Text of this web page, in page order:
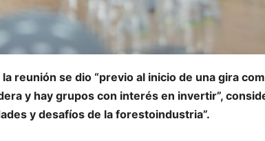
reunión se dio “previo al inicio de una gira
y hay grupos con interés en invertir”,
y desafíos de la forestoindustria”.